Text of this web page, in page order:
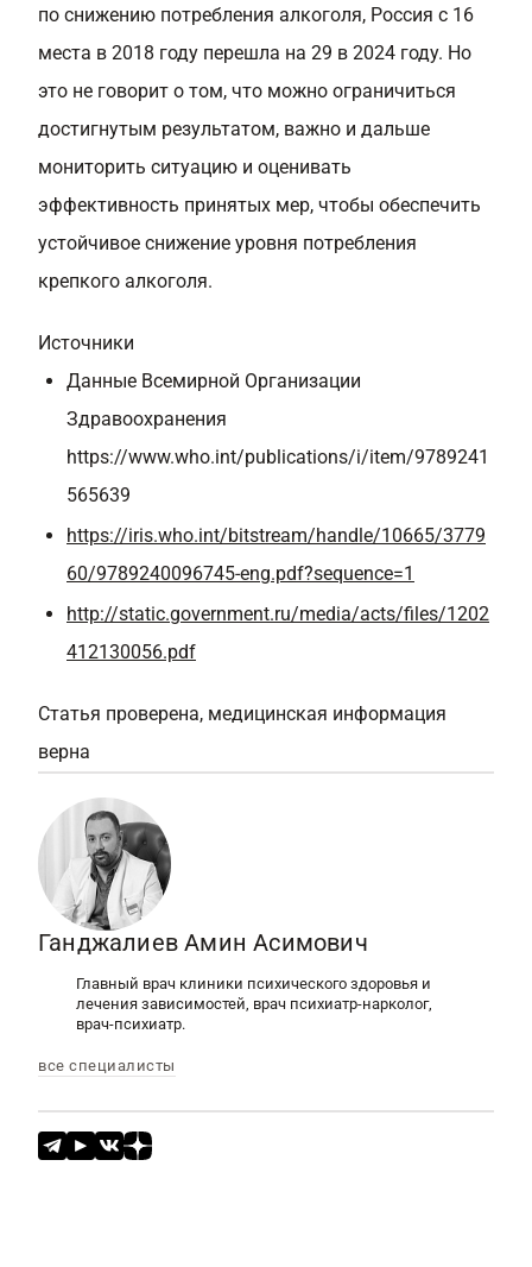
по снижению потребления алкоголя, Россия с 16
места в 2018 году перешла на 29 в 2024 году. Но
это не говорит о том, что можно ограничиться
достигнутым результатом, важно и дальше
мониторить ситуацию и оценивать
эффективность принятых мер, чтобы обеспечить
устойчивое снижение уровня потребления
крепкого алкоголя.
Источники
Данные Всемирной Организации
Здравоохранения
https://www.who.int/publications/i/item/9789241
565639
https://iris.who.int/bitstream/handle/10665/3779
60/9789240096745-eng.pdf?sequence=1
http://static.government.ru/media/acts/files/1202
412130056.pdf
Статья проверена, медицинская информация
верна
Ганджалиев Амин Асимович
Главный врач клиники психического здоровья и
лечения зависимостей, врач психиатр-нарколог,
врач-психиатр.
все специалисты